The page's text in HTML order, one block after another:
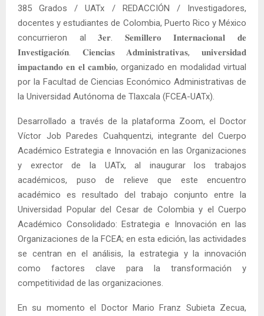
385 Grados / UATx / REDACCIÓN / Investigadores,
docentes y estudiantes de Colombia, Puerto Rico y México
concurrieron al 𝟑𝐞𝐫. 𝐒𝐞𝐦𝐢𝐥𝐥𝐞𝐫𝐨 𝐈𝐧𝐭𝐞𝐫𝐧𝐚𝐜𝐢𝐨𝐧𝐚𝐥 𝐝𝐞
𝐈𝐧𝐯𝐞𝐬𝐭𝐢𝐠𝐚𝐜𝐢𝐨́𝐧. 𝐂𝐢𝐞𝐧𝐜𝐢𝐚𝐬 𝐀𝐝𝐦𝐢𝐧𝐢𝐬𝐭𝐫𝐚𝐭𝐢𝐯𝐚𝐬, 𝐮𝐧𝐢𝐯𝐞𝐫𝐬𝐢𝐝𝐚𝐝
𝐢𝐦𝐩𝐚𝐜𝐭𝐚𝐧𝐝𝐨 𝐞𝐧 𝐞𝐥 𝐜𝐚𝐦𝐛𝐢𝐨, organizado en modalidad virtual
por la Facultad de Ciencias Económico Administrativas de
la Universidad Autónoma de Tlaxcala (FCEA-UATx).
Desarrollado a través de la plataforma Zoom, el Doctor
Víctor Job Paredes Cuahquentzi, integrante del Cuerpo
Académico Estrategia e Innovación en las Organizaciones
y exrector de la UATx, al inaugurar los trabajos
académicos, puso de relieve que este encuentro
académico es resultado del trabajo conjunto entre la
Universidad Popular del Cesar de Colombia y el Cuerpo
Académico Consolidado: Estrategia e Innovación en las
Organizaciones de la FCEA; en esta edición, las actividades
se centran en el análisis, la estrategia y la innovación
como factores clave para la transformación y
competitividad de las organizaciones.
En su momento el Doctor Mario Franz Subieta Zecua,